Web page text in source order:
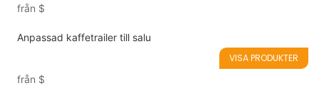
från $
Anpassad kaffetrailer till salu
från $
VISA PRODUKTER